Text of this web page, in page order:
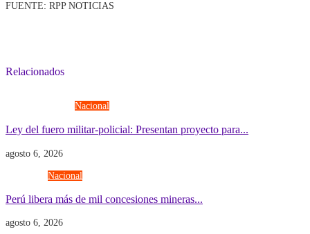
FUENTE: RPP NOTICIAS
Relacionados
Nacional
Ley del fuero militar-policial: Presentan proyecto para...
agosto 6, 2026
Nacional
Perú libera más de mil concesiones mineras...
agosto 6, 2026